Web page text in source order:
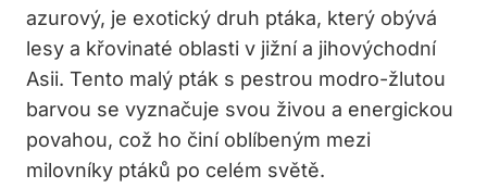
azurový, je exotický druh ptáka, který obývá
lesy a křovinaté oblasti v jižní a jihovýchodní
Asii. Tento malý pták s pestrou modro-žlutou
barvou se vyznačuje svou živou a energickou
povahou, což ho činí oblíbeným mezi
milovníky ptáků po celém světě.